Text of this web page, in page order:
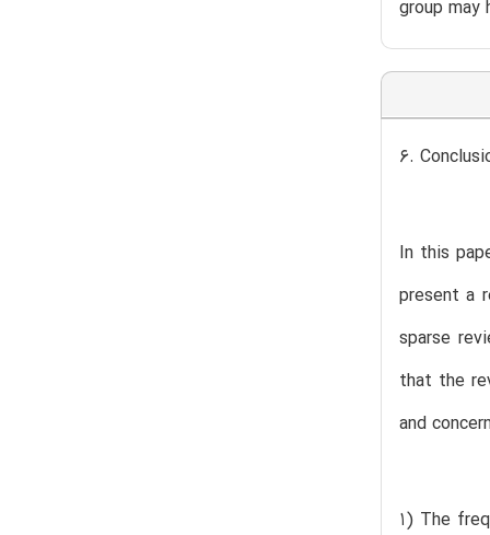
group may
6.
In this
present a
sparse
that the
and
1) The